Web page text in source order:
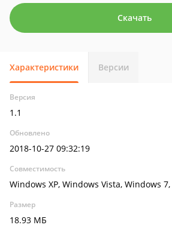
Скачать
Характеристики Версии
Версия
1.1
Обновлено
2018-10-27 09:32:19
Совместимость
Windows XP, Windows Vista, Windows
Размер
18.93 МБ